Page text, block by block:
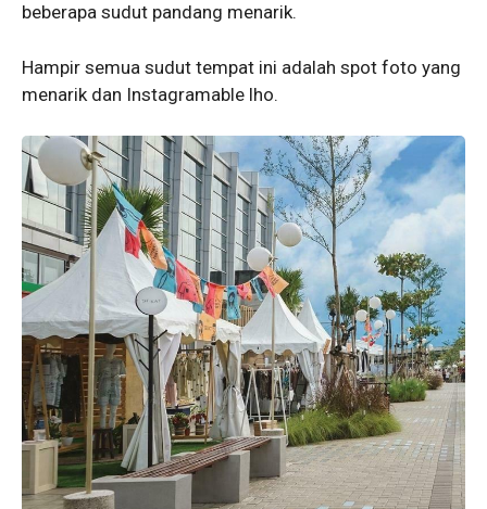
beberapa sudut pandang menarik.
Hampir semua sudut tempat ini adalah spot foto yang
menarik dan Instagramable lho.